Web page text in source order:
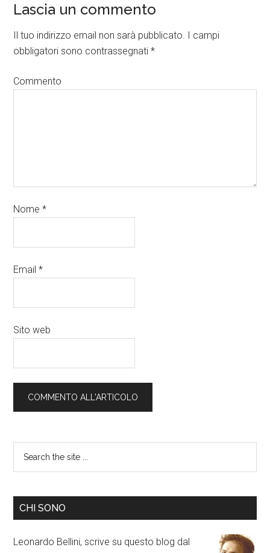
Lascia un commento
Il tuo indirizzo email non sarà pubblicato. I campi
obbligatori sono contrassegnati*
Commento
Nome*
Email*
Sito web
CHI SONO
Leonardo Bellini, scrive su questo blog dal